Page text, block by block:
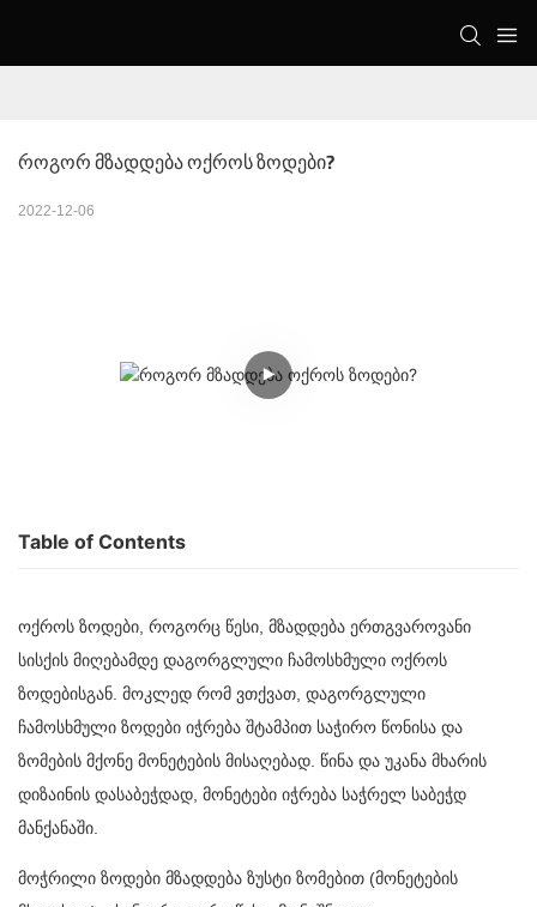
Როგორ Მზადდება Ოქროს Ზოდები?
2022-12-06
Table of Contents
ოქროს ზოდები, როგორც წესი, მზადდება ერთგვაროვანი
სისქის მიღებამდე დაგორგლული ჩამოსხმული ოქროს
ზოდებისგან. მოკლედ რომ ვთქვათ, დაგორგლული
ჩამოსხმული ზოდები იჭრება შტამპით საჭირო წონისა და
ზომების მქონე მონეტების მისაღებად. წინა და უკანა მხარის
დიზაინის დასაბეჭდად, მონეტები იჭრება საჭრელ საბეჭდ
მანქანაში.
მოჭრილი ზოდები მზადდება ზუსტი ზომებით (მონეტების